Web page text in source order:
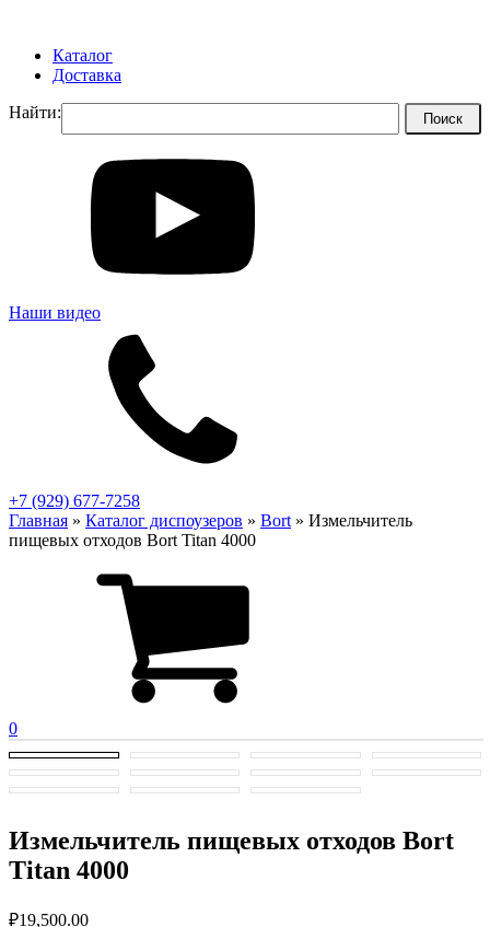
Каталог
Доставка
Найти:
Наши видео
+7 (929) 677-7258
Главная » Каталог диспоузеров » Bort » Измельчитель
пищевых отходов Bort Titan 4000
0
Измельчитель пищевых отходов Bort
Titan 4000
₽19,500.00